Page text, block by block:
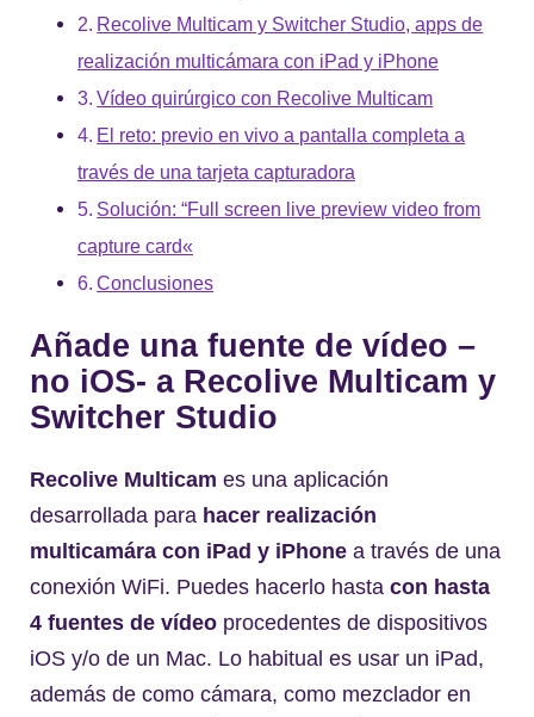
Recolive Multicam y Switcher Studio, apps de
realización multicámara con iPad y iPhone
Vídeo quirúrgico con Recolive Multicam
El reto: previo en vivo a pantalla completa a
través de una tarjeta capturadora
Solución: “Full screen live preview video from
capture card«
Conclusiones
Añade una fuente de vídeo –
no iOS- a Recolive Multicam y
Switcher Studio
Recolive Multicam es una aplicación
desarrollada para hacer realización
multicamára con iPad y iPhone a través de una
conexión WiFi. Puedes hacerlo hasta con hasta
4 fuentes de vídeo procedentes de dispositivos
iOS y/o de un Mac. Lo habitual es usar un iPad,
además de como cámara, como mezclador en